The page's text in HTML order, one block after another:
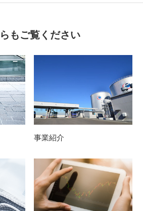
もご覧ください
事業紹介